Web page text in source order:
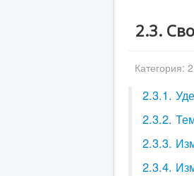
2.3.
Категория:
2.3.1.
2.3.2.
2.3.3.
2.3.4.